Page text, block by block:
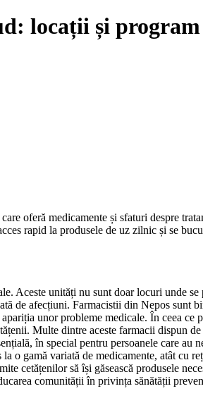
locații și program
oferă medicamente și sfaturi despre
rapid la produsele de uz zilnic și se
Aceste unități nu sunt doar locuri unde
de afecțiuni. Farmacistii din Nepos sunt
unor probleme medicale. În ceea
Multe dintre aceste farmacii dispun
în special pentru persoanele care au
gamă variată de medicamente, atât cu
cetățenilor să își găsească produsele
comunității în privința sănătății